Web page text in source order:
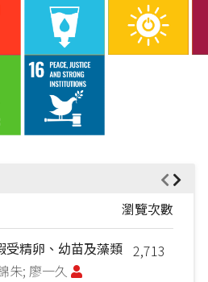
瀏覽次數
2,713
受精卵、幼苗及藻類
朱; 廖一久